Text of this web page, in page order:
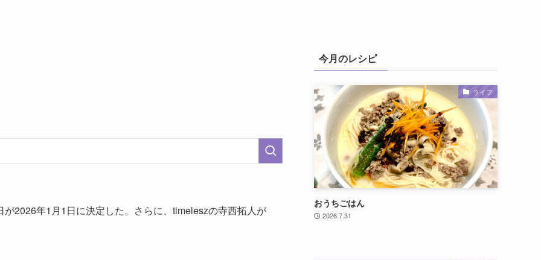
2026年1月1日に決定した。さらに、timeleszの寺西拓人が
今月のレシピ
ライフ
おうちごはん
2026.7.31